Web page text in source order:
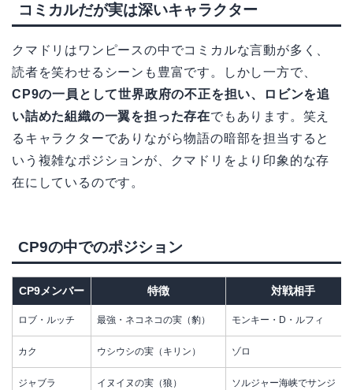
コミカルだが実は深いキャラクター
クマドリはワンピースの中でコミカルな言動が多く、
読者を笑わせるシーンも豊富です。しかし一方で、
CP9の一員として世界政府の不正を担い、ロビンを追
い詰めた組織の一翼を担った存在でもあります。笑え
るキャラクターでありながら物語の暗部を担当すると
いう複雑なポジションが、クマドリをより印象的な存
在にしているのです。
CP9の中でのポジション
CP9メンバー 特徴 対戦相手
ロブ・ルッチ 最強・ネコネコの実（豹） モンキー・D・ルフィ
カク ウシウシの実（キリン） ゾロ
ジャブラ イヌイヌの実（狼） ソルジャー海峡でサンジ